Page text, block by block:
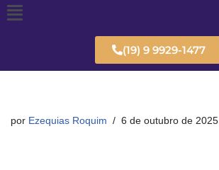
(19) 9 9929-1477
por Ezequias Roquim 6 de outubro de 2025